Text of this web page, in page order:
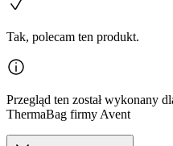
Tak, polecam ten produkt.
Przegląd ten został wykonany
ThermaBag firmy Avent